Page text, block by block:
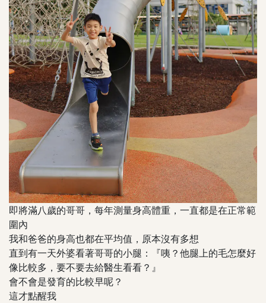
即將滿八歲的哥哥，每年測量身高體重，一直都是在正常範
圍內
我和爸爸的身高也都在平均值，原本沒有多想
直到有一天外婆看著哥哥的小腿：『咦？他腿上的毛怎麼好
像比較多，要不要去給醫生看看？』
會不會是發育的比較早呢？
這才點醒我